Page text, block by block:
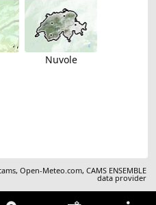
Nuvole
,Open-Meteo.com,CAMS ENSEMBLE
data provider